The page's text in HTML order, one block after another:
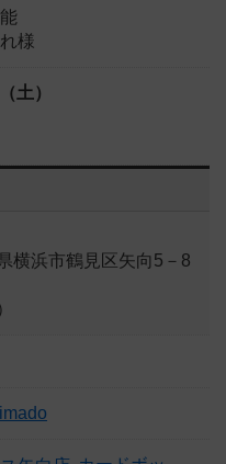
様
土）
横浜市鶴見区矢向5－8